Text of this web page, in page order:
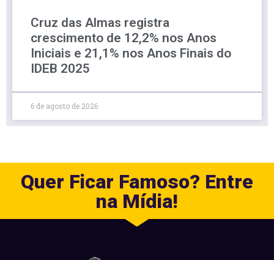
Cruz das Almas registra
crescimento de 12,2% nos Anos
Iniciais e 21,1% nos Anos Finais do
IDEB 2025
6 de agosto de 2026
Quer Ficar Famoso? Entre
na Mídia!